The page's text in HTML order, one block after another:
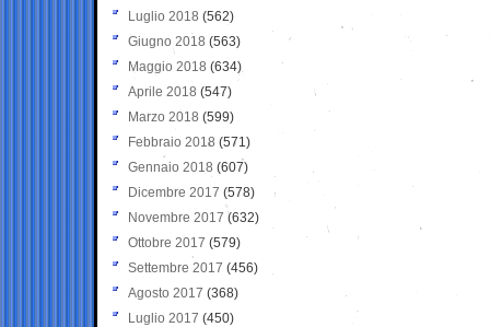
Luglio 2018 (562)
Giugno 2018 (563)
Maggio 2018 (634)
Aprile 2018 (547)
Marzo 2018 (599)
Febbraio 2018 (571)
Gennaio 2018 (607)
Dicembre 2017 (578)
Novembre 2017 (632)
Ottobre 2017 (579)
Settembre 2017 (456)
Agosto 2017 (368)
Luglio 2017 (450)